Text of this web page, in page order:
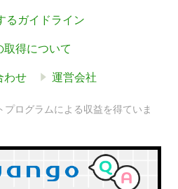
るガイドライン
得について
わせ 運営会社
ログラムによる収益を得ていま